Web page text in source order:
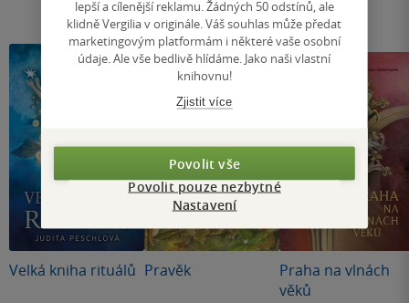
Velká kniha rituálů Pravěk
Praha na vlnách
věků
lepší a cílenější reklamu. Žádných 50 odstínů, ale
klidně Vergilia v originále. Váš souhlas může předat
marketingovým platformám i některé vaše osobní
údaje. Ale vše bedlivě hlídáme. Jako naši vlastní
knihovnu!
Zjistit více
Povolit vše
Povolit pouze nezbytné
Nastavení